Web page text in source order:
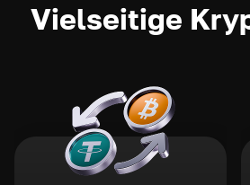
Vielseitige